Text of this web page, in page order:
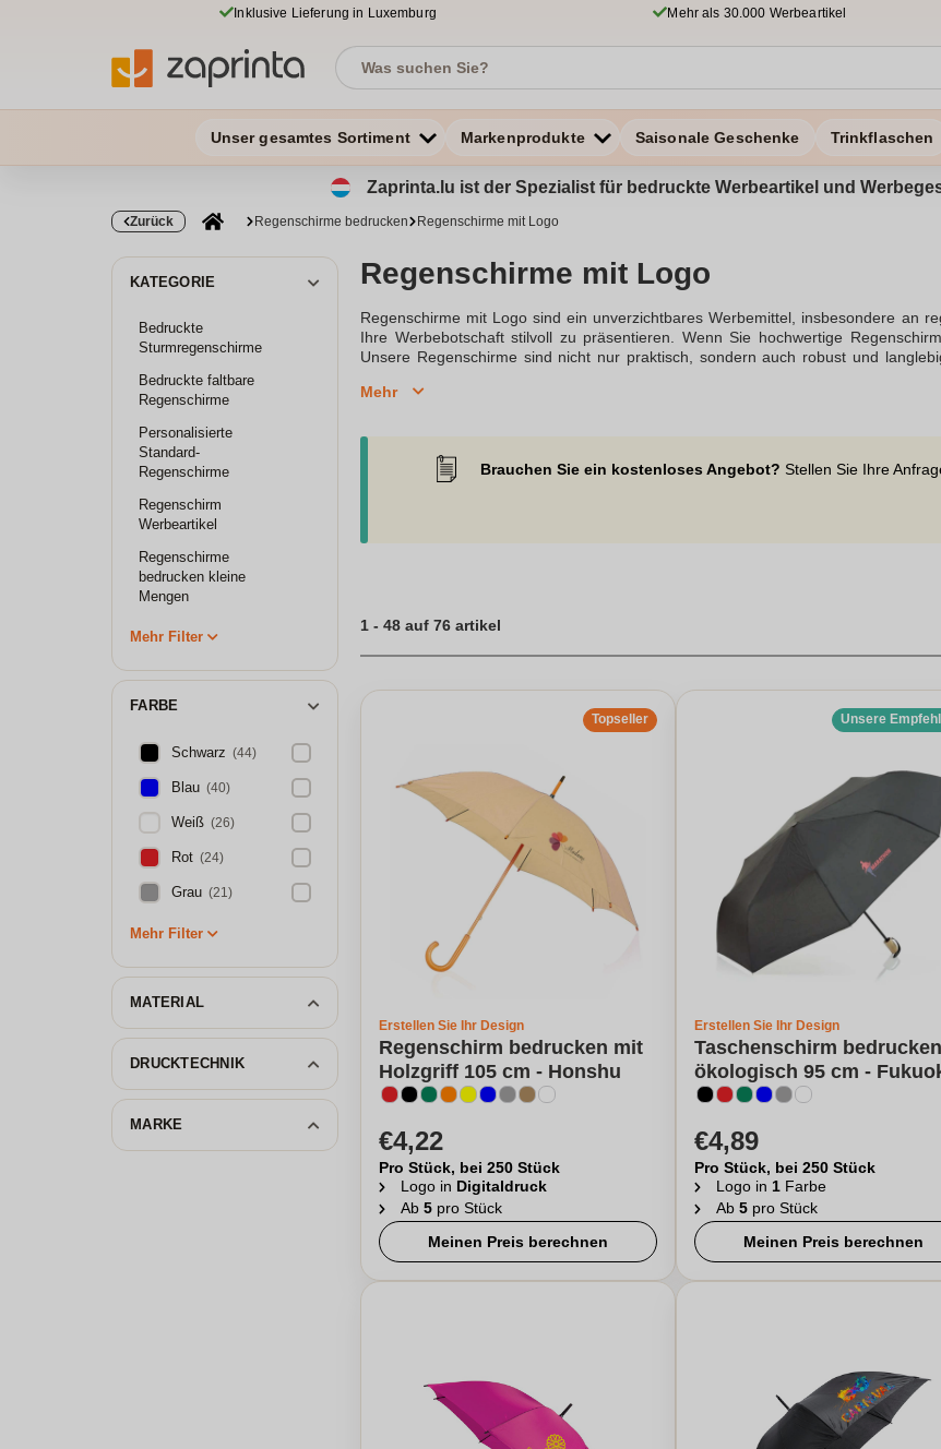
Inklusive Lieferung in Luxemburg Mehr als 30.000 Werbeartikel
Unser gesamtes Sortiment Markenprodukte Saisonale Geschenke Trinkflaschen
Zaprinta.lu ist der Spezialist für bedruckte Werbeartikel und
Zurück Regenschirme bedrucken Regenschirme mit Logo
KATEGORIE
Bedruckte
Sturmregenschirme
Bedruckte faltbare
Regenschirme
Personalisierte
Standard-
Regenschirme
Regenschirm
Werbeartikel
Regenschirme
bedrucken kleine
Mengen
Mehr Filter
FARBE
Schwarz (44)
Blau (40)
Weiß (26)
Rot (24)
Grau (21)
Mehr Filter
MATERIAL
DRUCKTECHNIK
MARKE
Regenschirme mit Logo
Regenschirme mit Logo sind ein unverzichtbares Werbemittel, insbesondere an
Ihre Werbebotschaft stilvoll zu präsentieren. Wenn Sie hochwertige
Unsere Regenschirme sind nicht nur praktisch, sondern auch robust und
von Regenschirmen an, darunter Stockschirme und Taschenschirme, die
Regenschirme. Der Siebdruck ist ein beliebtes Druckverfahren, um
nach Modell können Sie auch zwischen verschiedenen Farben und Materialien
nicht nur funktional, sondern auch stilvoll und bieten eine hervorragende
Werbeträger, um Ihre Werbebotschaft zu verbreiten und bei Ihren Kunden einen
bedruckten Regenschirmen sind Sie für jede Wetterlage bestens gerüstet.
eine kompakte und dennoch wirkungsvolle Werbelösung zu bieten.
Mehr
Brauchen Sie ein kostenloses Angebot? Stellen Sie Ihre
1 - 48 auf 76 artikel
Topseller
Erstellen Sie Ihr Design
Regenschirm bedrucken mit
Holzgriff 105 cm - Honshu
€4,22
Pro Stück, bei 250 Stück
Logo in Digitaldruck
Ab 5 pro Stück
Meinen Preis berechnen
Unsere
Erstellen Sie Ihr Design
Taschenschirm bedrucken
ökologisch 95 cm -
€4,89
Pro Stück, bei 250 Stück
Logo in 1Farbe
Ab 5pro Stück
Meinen Preis berechnen